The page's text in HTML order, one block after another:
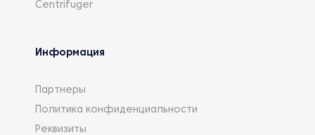
Centrifuger
Информация
Партнеры
Политика конфиденциальности
Реквизиты